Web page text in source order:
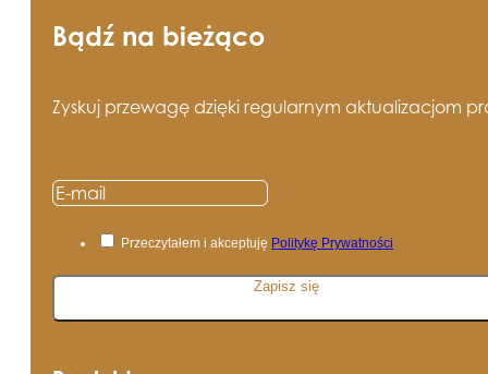
Bądź na bieżąco
Zyskuj przewagę dzięki regularnym aktualizacjom
Przeczytałem i akceptuję Politykę Prywatności
Zapisz się